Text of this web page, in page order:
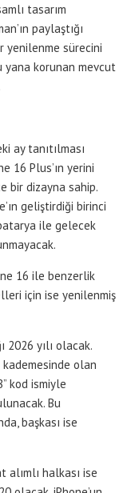
tasarım
paylaştığı
yenilenme sürecini
yana korunan mevcut
ay tanıtılması
16 Plus’ın yerini
bir dizayna sahip.
geliştirdiği birinci
ile gelecek
16 ile benzerlik
için ise yenilenmiş
2026 yılı olacak.
olan
kod ismiyle
Bu
başkası ise
alımlı halkası ise